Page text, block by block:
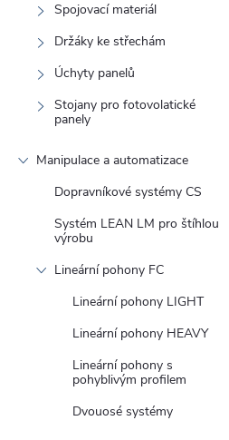
Spojovací materiál
Držáky ke střechám
Úchyty panelů
Stojany pro fotovolatické
panely
Manipulace a automatizace
Dopravníkové systémy CS
Systém LEAN LM pro štíhlou
výrobu
Lineární pohony FC
Lineární pohony LIGHT
Lineární pohony HEAVY
Lineární pohony s
pohyblivým profilem
Dvouosé systémy